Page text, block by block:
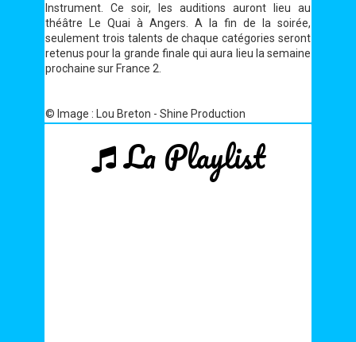
Instrument. Ce soir, les auditions auront lieu au
théâtre Le Quai à Angers. A la fin de la soirée,
seulement trois talents de chaque catégories seront
retenus pour la grande finale qui aura lieu la semaine
prochaine sur France 2.
© Image : Lou Breton - Shine Production
La Playlist